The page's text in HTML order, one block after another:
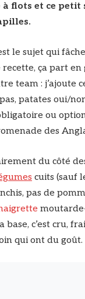
à flots et ce petit
le sujet qui
ça part en
team : j’ajoute
patates oui/
ou
des
du côté
cuits (sauf
pas de
c’est cru,
qui ont du goût.